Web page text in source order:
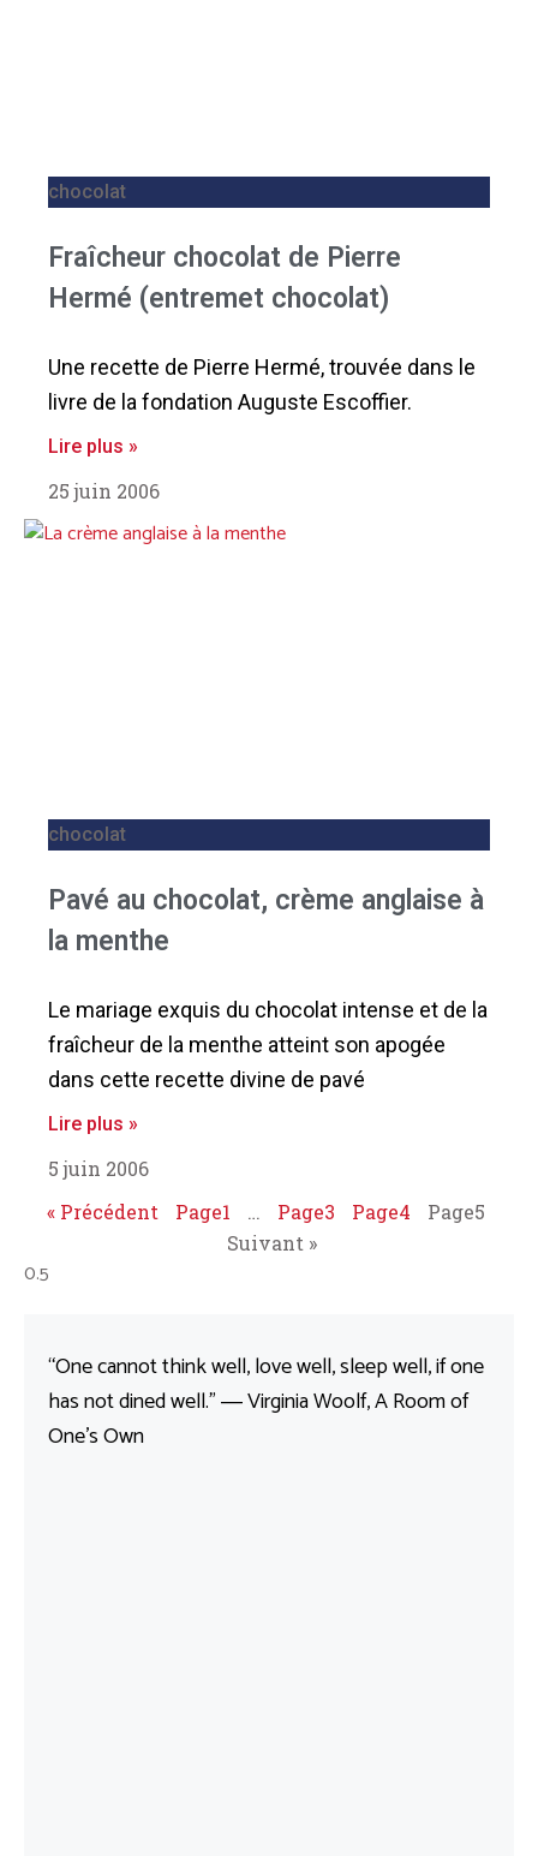
chocolat
Fraîcheur chocolat de Pierre
Hermé (entremet chocolat)
Une recette de Pierre Hermé, trouvée dans le
livre de la fondation Auguste Escoffier.
Lire plus »
25 juin 2006
chocolat
Pavé au chocolat, crème anglaise à
la menthe
Le mariage exquis du chocolat intense et de la
fraîcheur de la menthe atteint son apogée
dans cette recette divine de pavé
Lire plus »
5 juin 2006
« Précédent
Page1 … Page3 Page4 Page5
Suivant »
“One cannot think well, love well, sleep well, if one
has not dined well.” ― Virginia Woolf, A Room of
One’s Own